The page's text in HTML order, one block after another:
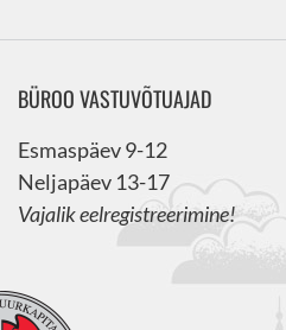
BÜROO VASTUVÕTUAJAD
Esmaspäev 9-12
Neljapäev 13-17
Vajalik eelregistreerimine!